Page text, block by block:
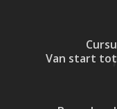
Van start